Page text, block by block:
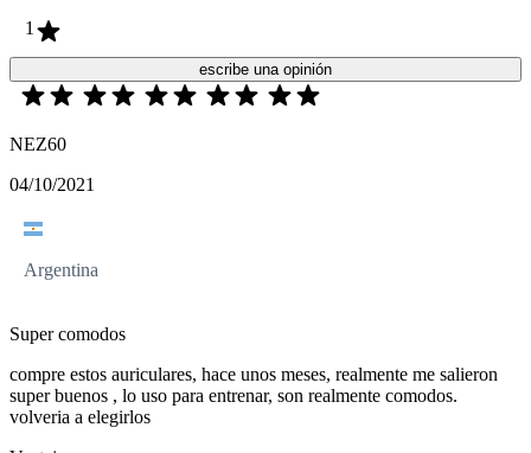
1
escribe una opinión
NEZ60
04/10/2021
Argentina
Super comodos
compre estos auriculares, hace unos meses, realmente me salieron
super buenos , lo uso para entrenar, son realmente comodos.
volveria a elegirlos